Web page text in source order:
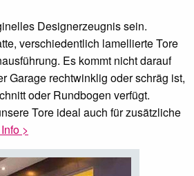
Designerzeugnis sein.
verschiedentlich lamellierte Tore
Es kommt nicht darauf
Garage rechtwinklig oder schräg ist,
oder Rundbogen verfügt.
Tore ideal auch für zusätzliche
>